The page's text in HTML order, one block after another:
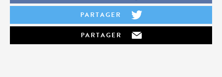
PARTAGER
PARTAGER